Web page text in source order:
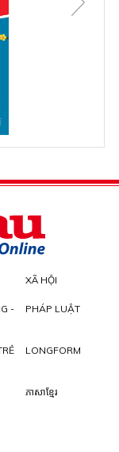
XÃ HỘI
-
PHÁP LUẬT
LONGFORM
ភាសាខ្មែរ